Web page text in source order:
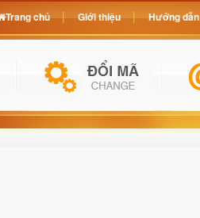
Trang chủ Giới thiệu Hướng